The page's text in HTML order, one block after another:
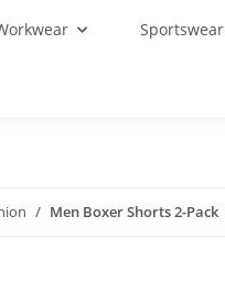
Sportswear
Men Boxer Shorts 2-Pack